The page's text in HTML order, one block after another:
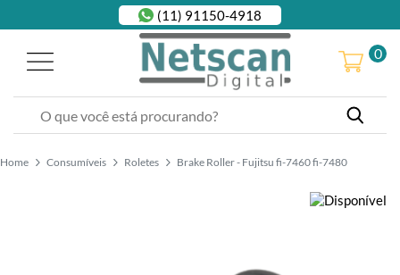
(11) 91150-4918
0
Home Consumíveis Roletes Brake Roller - Fujitsu fi-7460 fi-7480